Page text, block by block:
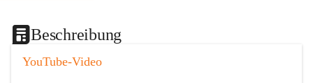
Beschreibung
YouTube-Video